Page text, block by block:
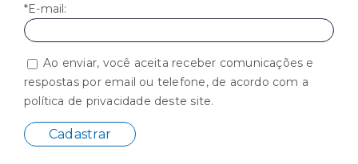
*E-mail:
Ao enviar, você aceita receber comunicações e
respostas por email ou telefone, de acordo com a
política de privacidade deste site.